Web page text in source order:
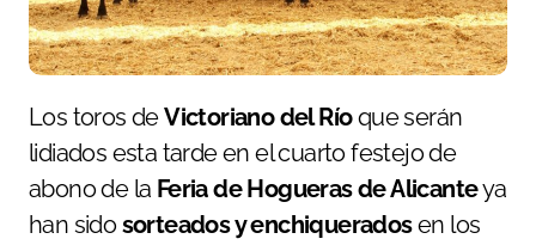
Los toros deVictoriano del Ríoque serán
lidiados esta tarde en el cuarto festejo de
abono de la Feria de Hogueras de Alicanteya
han sidosorteados y enchiqueradosen los